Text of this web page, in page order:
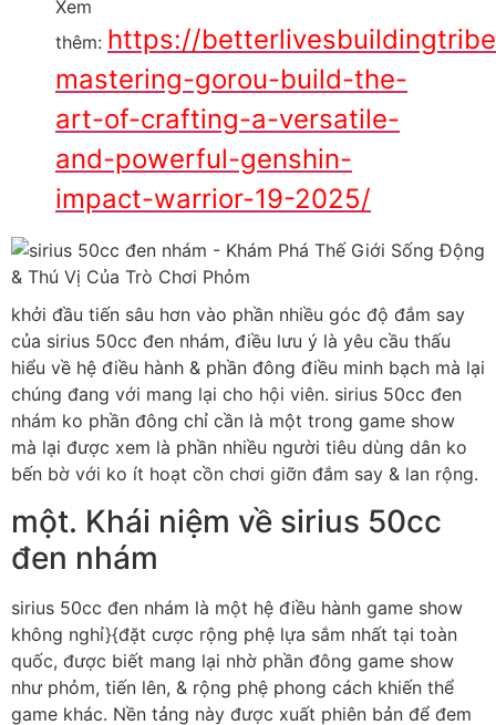
Xem
thêm: https://
mastering-gorou-build-the-
art-of-crafting-a-versatile-
and-powerful-genshin-
impact-warrior-19-2025/
khởi đầu tiến sâu hơn vào phần nhiều góc độ đắm say
của sirius 50cc đen nhám, điều lưu ý là yêu cầu thấu
hiểu về hệ điều hành & phần đông điều minh bạch mà lại
chúng đang với mang lại cho hội viên. sirius 50cc đen
nhám ko phần đông chỉ cần là một trong game show
mà lại được xem là phần nhiều người tiêu dùng dân ko
bến bờ với ko ít hoạt cồn chơi giỡn đắm say & lan rộng.
một. Khái niệm về sirius 50cc
đen nhám
sirius 50cc đen nhám là một hệ điều hành game show
không nghỉ}{đặt cược rộng phệ lựa sắm nhất tại toàn
quốc, được biết mang lại nhờ phần đông game show
như phỏm, tiến lên, & rộng phệ phong cách khiến thể
game khác. Nền tảng này được xuất phiên bản để đem